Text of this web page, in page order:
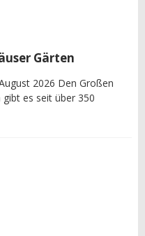
Gärten
2026 Den Großen
es seit über 350